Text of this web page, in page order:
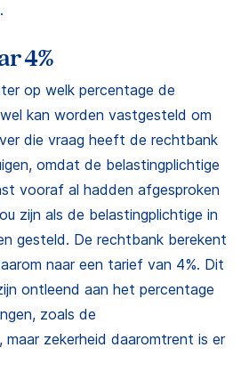
4%
op welk percentage de
kan worden vastgesteld om
die vraag heeft de rechtbank
omdat de belastingplichtige
vooraf al hadden afgesproken
zijn als de belastingplichtige in
gesteld. De rechtbank berekent
naar een tarief van 4%. Dit
ontleend aan het percentage
zoals de
maar zekerheid daaromtrent is er